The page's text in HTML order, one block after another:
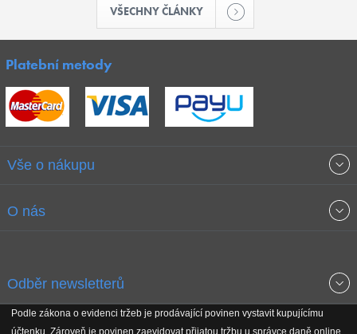
VŠECHNY ČLÁNKY
Platební metody
Vše o nákupu
Obchodní podmínky
O nás
Odběr newsletterů
Získejte přehled o novinkách, slevách, akčním zboží a upozornění
Podle zákona o evidenci tržeb je prodávající povinen vystavit kupujícímu